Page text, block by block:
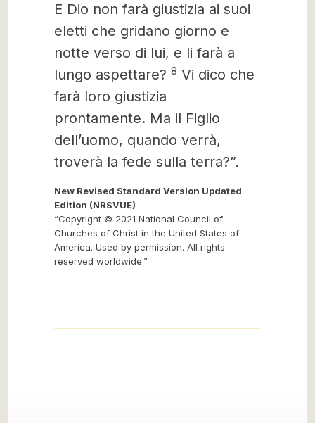
E Dio non farà giustizia ai suoi
eletti che gridano giorno e
notte verso di lui, e li farà a
lungo aspettare? 8 Vi dico che
farà loro giustizia
prontamente. Ma il Figlio
dell’uomo, quando verrà,
troverà la fede sulla terra?”.
New Revised Standard Version Updated
Edition (NRSVUE)
“Copyright © 2021 National Council of
Churches of Christ in the United States of
America. Used by permission. All rights
reserved worldwide.”